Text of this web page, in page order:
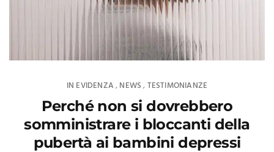
IN EVIDENZA , NEWS , TESTIMONIANZE
Perché non si dovrebbero
somministrare i bloccanti della
pubertà ai bambini depressi